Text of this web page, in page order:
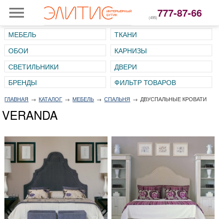
(495)777-87-66
МЕБЕЛЬ
ТКАНИ
ОБОИ
КАРНИЗЫ
СВЕТИЛЬНИКИ
ДВЕРИ
ГЛАВНАЯ → КАТАЛОГ → МЕБЕЛЬ → СПАЛЬНЯ → ДВУСПАЛЬНЫЕ КРОВАТИ
VERANDA